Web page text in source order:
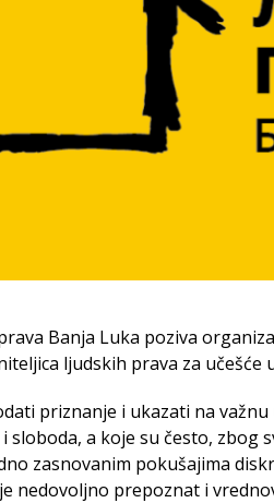
Banja Luka poziva
ljudskih prava za učešće
priznanje i ukazati na
sloboda, a koje su često, zbog
zasnovanim pokušajima
nedovoljno prepoznat i